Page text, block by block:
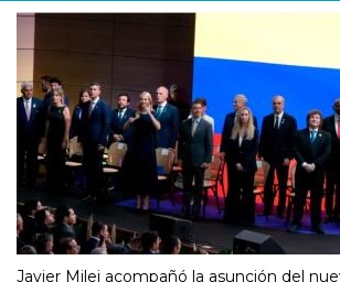
Javier Milei acompañó la asunción del